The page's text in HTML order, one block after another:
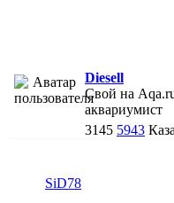
Diesell
Свой на
аквариумист
3145 5943
SiD78